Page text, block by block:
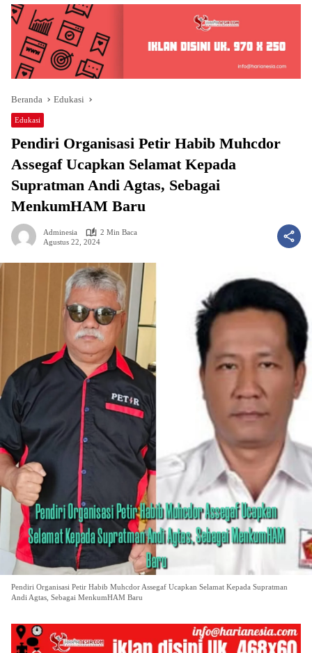
Beranda Edukasi
Edukasi
Pendiri Organisasi Petir Habib Muhcdor
Assegaf Ucapkan Selamat Kepada
Supratman Andi Agtas, Sebagai
MenkumHAM Baru
Adminesia
2 Min Baca
Agustus 22, 2024
Pendiri Organisasi Petir Habib Muhcdor Assegaf Ucapkan Selamat Kepada Supratman
Andi Agtas, Sebagai MenkumHAM Baru